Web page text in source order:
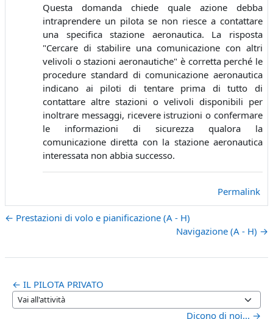
Questa domanda chiede quale azione debba
intraprendere un pilota se non riesce a contattare
una specifica stazione aeronautica. La risposta
"Cercare di stabilire una comunicazione con altri
velivoli o stazioni aeronautiche" è corretta perché le
procedure standard di comunicazione aeronautica
indicano ai piloti di tentare prima di tutto di
contattare altre stazioni o velivoli disponibili per
inoltrare messaggi, ricevere istruzioni o confermare
le informazioni di sicurezza qualora la
comunicazione diretta con la stazione aeronautica
interessata non abbia successo.
Permalink
← Prestazioni di volo e pianificazione (A - H)
Navigazione (A - H) →
← IL PILOTA PRIVATO
Vai all'attività
Dicono di noi... →